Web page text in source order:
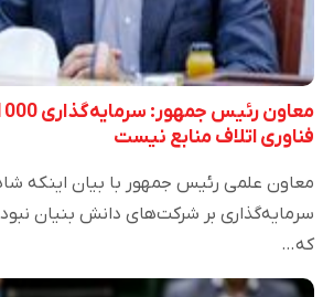
فناوری اتلاف منابع نیست
معاون علمی رئیس جمهور با بیان اینکه
سرمایه‌گذاری بر شرکت‌های دانش بنیان
که…